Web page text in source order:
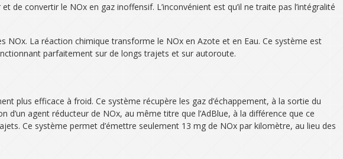
de convertir le NOx en gaz inoffensif. L’inconvénient est qu’il ne traite pas l’intégralité
NOx. La réaction chimique transforme le NOx en Azote et en Eau. Ce système est
parfaitement sur de longs trajets et sur autoroute.
plus efficace à froid. Ce système récupère les gaz d’échappement, à la sortie du
agent réducteur de NOx, au même titre que l’AdBlue, à la différence que ce
Ce système permet d’émettre seulement 13 mg de NOx par kilomètre, au lieu des